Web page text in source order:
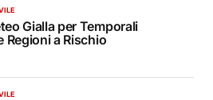
Gialla per Temporali
Regioni a Rischio